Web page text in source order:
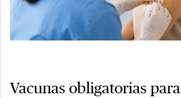
Vacunas obligatorias